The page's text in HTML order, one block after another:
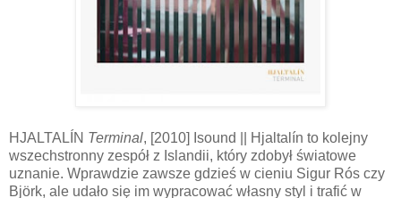
HJALTALÍN Terminal, [2010] Isound || Hjaltalín to kolejny
wszechstronny zespół z Islandii, który zdobył światowe
uznanie. Wprawdzie zawsze gdzieś w cieniu Sigur Rós czy
Björk, ale udało się im wypracować własny styl i trafić w